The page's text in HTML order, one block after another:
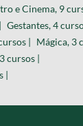
e Cinema, 9
Gestantes, 4
|
Mágica, 3
cursos |